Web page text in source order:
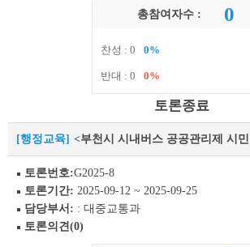
총참여자수 : 0
찬성 : 0 0%
반대 : 0 0%
토론종료
[행정교육] <부천시 시내버스 공공관리제 시
토론번호:G2025-8
토론기간: 2025-09-12 ~ 2025-09-25
담당부서: : 대중교통과
토론의견(0)